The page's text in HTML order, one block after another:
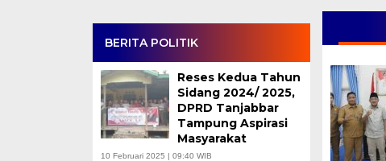
BERITA POLITIK
Reses Kedua Tahun
Sidang 2024/ 2025,
DPRD Tanjabbar
Tampung Aspirasi
Masyarakat
10 Februari 2025 | 09:40 WIB